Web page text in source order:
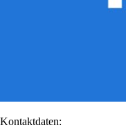
Kontaktdaten: